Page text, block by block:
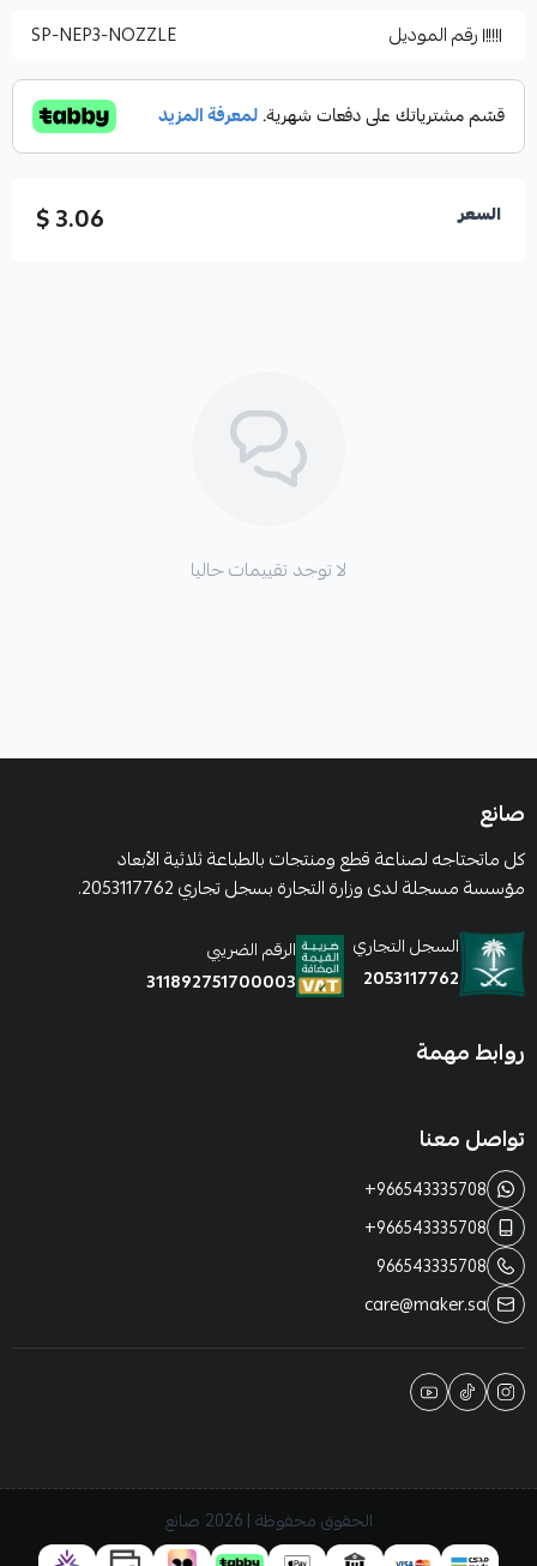
رقم الموديل SP-NEP3-NOZZLE
السعر 3.06 $
لا توجد تقييمات حاليا
صانع
كل ماتحتاجه لصناعة قطع ومنتجات بالطباعة ثلاثية الأبعاد
مؤسسة مسجلة لدى وزارة التجارة بسجل تجاري 2053117762.
السجل التجاري
2053117762
الرقم الضريبي
311892751700003
روابط مهمة
تواصل معنا
+966543335708
+966543335708
966543335708
care@maker.sa
الحقوق محفوظة | 2026 صانع